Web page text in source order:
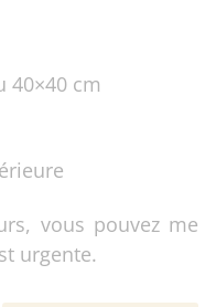
40×40 cm
vous pouvez me
urgente.